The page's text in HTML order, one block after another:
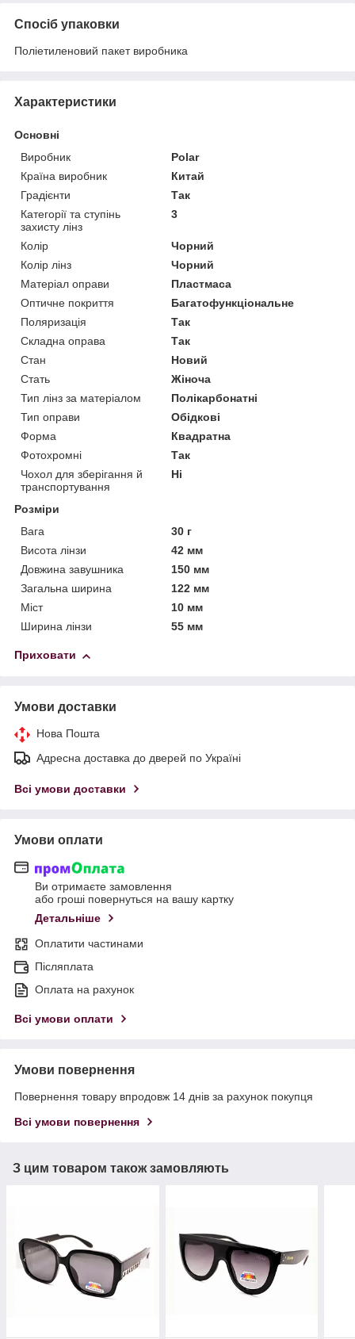
Спосіб упаковки
Поліетиленовий пакет виробника
Характеристики
Основні
Виробник
Polar
Країна виробник
Китай
Градієнти
Так
Категорії та ступінь
захисту лінз
3
Колір
Чорний
Колір лінз
Чорний
Матеріал оправи
Пластмаса
Оптичне покриття
Багатофункціональне
Поляризація
Так
Складна оправа
Так
Стан
Новий
Стать
Жіноча
Тип лінз за матеріалом
Полікарбонатні
Тип оправи
Обідкові
Форма
Квадратна
Фотохромні
Так
Чохол для зберігання й
транспортування
Ні
Розміри
Вага
30 г
Висота лінзи
42 мм
Довжина завушника
150 мм
Загальна ширина
122 мм
Міст
10 мм
Ширина лінзи
55 мм
Приховати
Умови доставки
Нова Пошта
Адресна доставка до дверей по Україні
Всі умови доставки
Умови оплати
Ви отримаєте замовлення
або гроші повернуться на вашу картку
Детальніше
Оплатити частинами
Післяплата
Оплата на рахунок
Всі умови оплати
Умови повернення
Повернення товару впродовж 14 днів за рахунок покупця
Всі умови повернення
З цим товаром також замовляють